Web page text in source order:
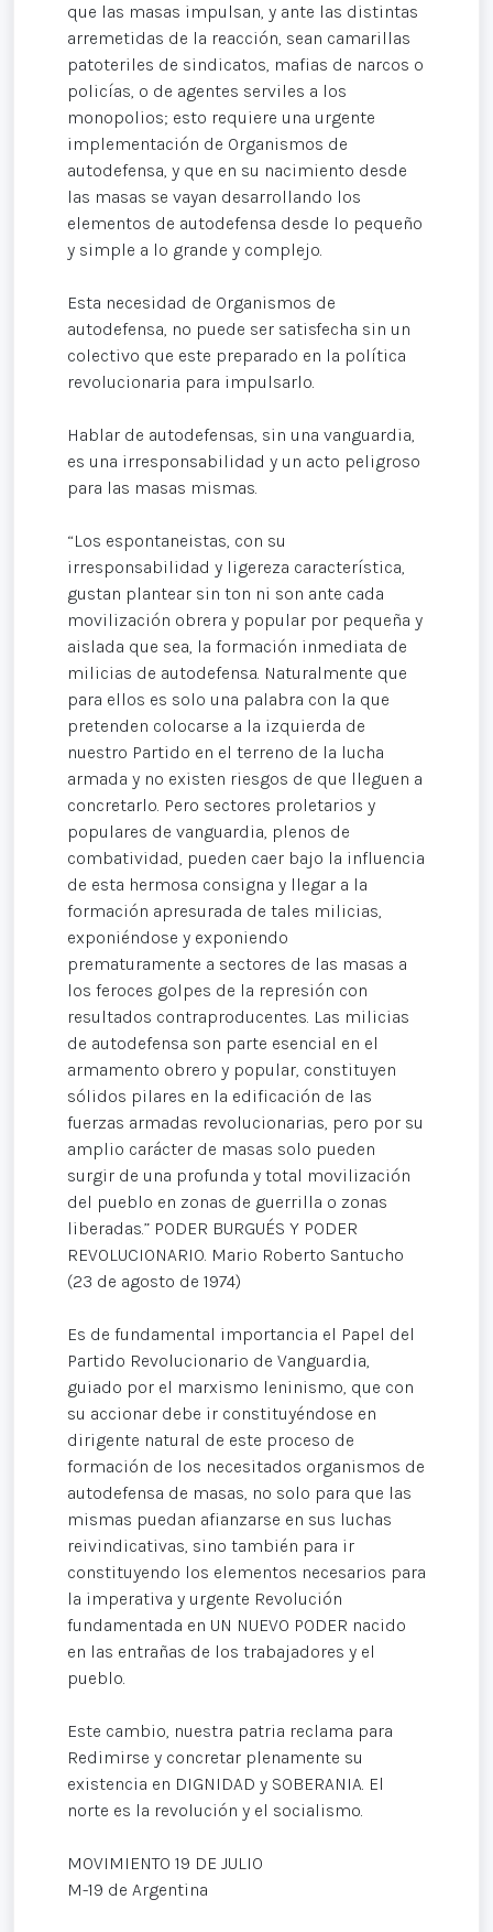
que las masas impulsan, y ante las distintas
arremetidas de la reacción, sean camarillas
patoteriles de sindicatos, mafias de narcos o
policías, o de agentes serviles a los
monopolios; esto requiere una urgente
implementación de Organismos de
autodefensa, y que en su nacimiento desde
las masas se vayan desarrollando los
elementos de autodefensa desde lo pequeño
y simple a lo grande y complejo.
Esta necesidad de Organismos de
autodefensa, no puede ser satisfecha sin un
colectivo que este preparado en la política
revolucionaria para impulsarlo.
Hablar de autodefensas, sin una vanguardia,
es una irresponsabilidad y un acto peligroso
para las masas mismas.
“Los espontaneistas, con su
irresponsabilidad y ligereza característica,
gustan plantear sin ton ni son ante cada
movilización obrera y popular por pequeña y
aislada que sea, la formación inmediata de
milicias de autodefensa. Naturalmente que
para ellos es solo una palabra con la que
pretenden colocarse a la izquierda de
nuestro Partido en el terreno de la lucha
armada y no existen riesgos de que lleguen a
concretarlo. Pero sectores proletarios y
populares de vanguardia, plenos de
combatividad, pueden caer bajo la influencia
de esta hermosa consigna y llegar a la
formación apresurada de tales milicias,
exponiéndose y exponiendo
prematuramente a sectores de las masas a
los feroces golpes de la represión con
resultados contraproducentes. Las milicias
de autodefensa son parte esencial en el
armamento obrero y popular, constituyen
sólidos pilares en la edificación de las
fuerzas armadas revolucionarias, pero por su
amplio carácter de masas solo pueden
surgir de una profunda y total movilización
del pueblo en zonas de guerrilla o zonas
liberadas.” PODER BURGUÉS Y PODER
REVOLUCIONARIO. Mario Roberto Santucho
(23 de agosto de 1974)
Es de fundamental importancia el Papel del
Partido Revolucionario de Vanguardia,
guiado por el marxismo leninismo, que con
su accionar debe ir constituyéndose en
dirigente natural de este proceso de
formación de los necesitados organismos de
autodefensa de masas, no solo para que las
mismas puedan afianzarse en sus luchas
reivindicativas, sino también para ir
constituyendo los elementos necesarios para
la imperativa y urgente Revolución
fundamentada en UN NUEVO PODER nacido
en las entrañas de los trabajadores y el
pueblo.
Este cambio, nuestra patria reclama para
Redimirse y concretar plenamente su
existencia en DIGNIDAD y SOBERANIA. El
norte es la revolución y el socialismo.
MOVIMIENTO 19 DE JULIO
M-19 de Argentina